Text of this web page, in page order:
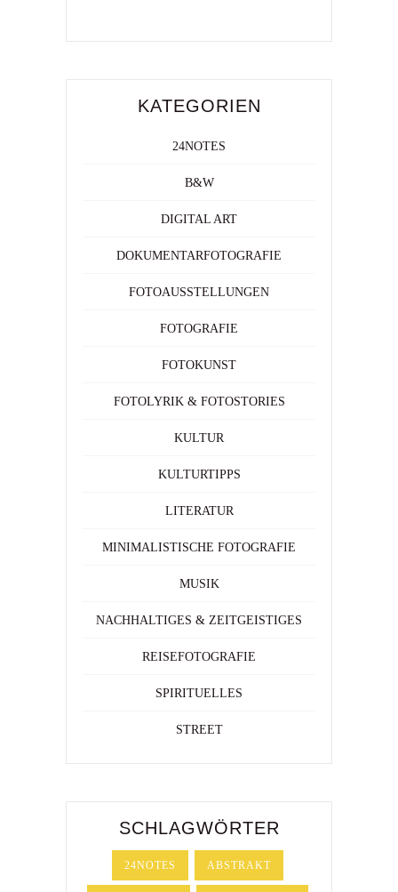
KATEGORIEN
24NOTES
B&W
DIGITAL ART
DOKUMENTARFOTOGRAFIE
FOTOAUSSTELLUNGEN
FOTOGRAFIE
FOTOKUNST
FOTOLYRIK & FOTOSTORIES
KULTUR
KULTURTIPPS
LITERATUR
MINIMALISTISCHE FOTOGRAFIE
MUSIK
NACHHALTIGES & ZEITGEISTIGES
REISEFOTOGRAFIE
SPIRITUELLES
STREET
SCHLAGWÖRTER
24NOTES ABSTRAKT